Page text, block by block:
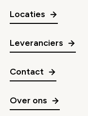
Locaties
Leveranciers
Contact
Over ons